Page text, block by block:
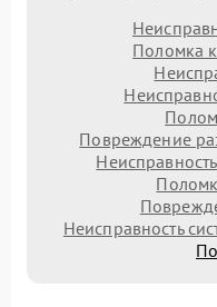
Поломка
Повреждение
Неисправность